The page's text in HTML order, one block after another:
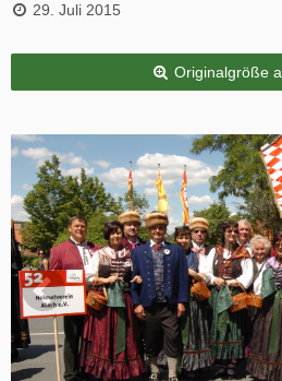
29. Juli 2015
Originalgröße